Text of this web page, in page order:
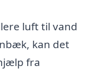
luft til vand
kan det
fra